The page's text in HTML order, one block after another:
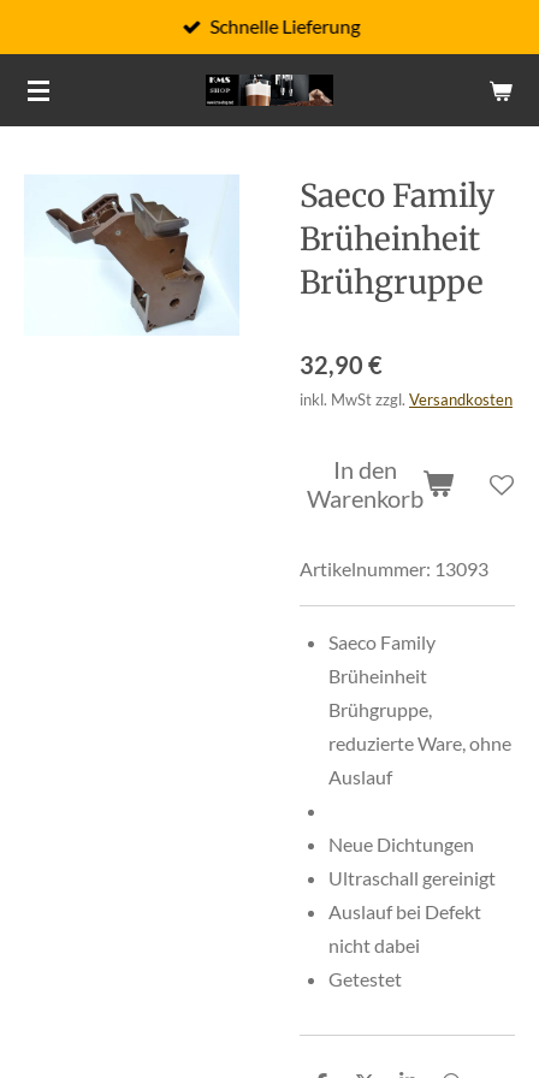
Hauptinhalt
springen
Schnelle Lieferung
Saeco Family
Brüheinheit
Brühgruppe
32,90 €
inkl. MwSt zzgl. Versandkosten
In den
Warenkorb
Artikelnummer: 13093
Saeco Family
Brüheinheit
Brühgruppe,
reduzierte Ware, ohne
Auslauf
Neue Dichtungen
Ultraschall gereinigt
Auslauf bei Defekt
nicht dabei
Getestet